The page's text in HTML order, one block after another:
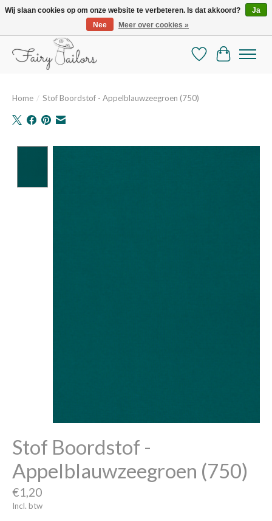
De mooiste online selectie stoffen en mercerie
Verlanglijst
Home / Stof Boordstof - Appelblauwzeegroen (750)
Stof Boordstof -
Appelblauwzeegroen (750)
€1,20
Incl. btw
Wij slaan cookies op om onze website te verbeteren. Is dat akkoord?
Ja
Nee
Meer over cookies »